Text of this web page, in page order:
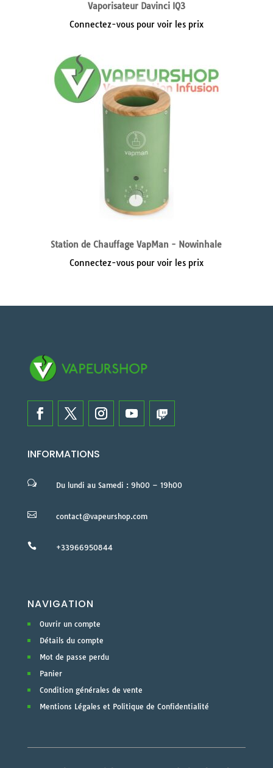
Vaporisateur Davinci IQ3
Connectez-vous pour voir les prix
Station de Chauffage VapMan - Nowinhale
Connectez-vous pour voir les prix
INFORMATIONS
w Du lundi au Samedi : 9h00 – 19h00
 contact@vapeurshop.com
 +33966950844
NAVIGATION
Ouvrir un compte
Détails du compte
Mot de passe perdu
Panier
Condition générales de vente
Mentions Légales et Politique de Confidentialité